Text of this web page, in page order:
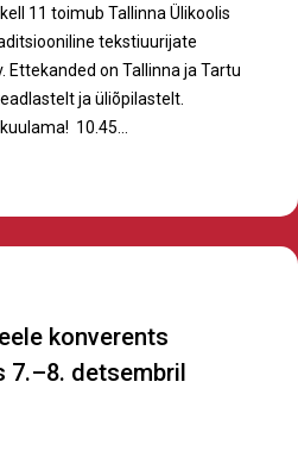
11 toimub Tallinna Ülikoolis
tekstiuurijate
Ettekanded on Tallinna ja Tartu
ja üliõpilastelt.
10.45…
konverents
7.–8. detsembril